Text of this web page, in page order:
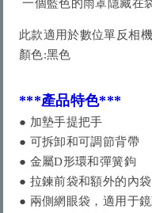
此款適用於數位單反相
***產品特色***
● 加墊手提把手
● 可拆卸和可調節背帶
● 金屬D形環和彈簧鉤
● 拉鍊前袋和額外的內袋
● 兩側網眼袋，適用于